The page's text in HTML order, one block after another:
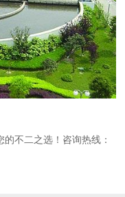
选！咨询热线：